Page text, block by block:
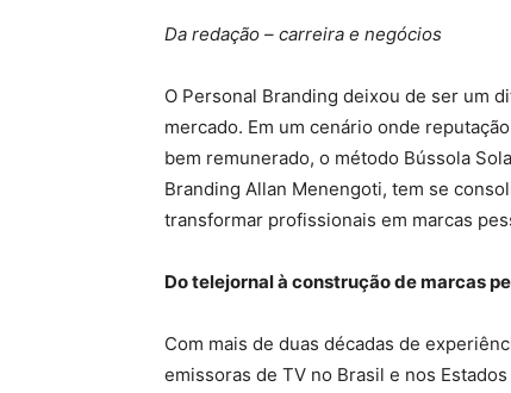
Da redação – carreira e negócios
O Personal Branding deixou de ser um
mercado. Em um cenário onde
bem remunerado, o método Bússola
Branding Allan Menengoti, tem se
transformar profissionais em marcas
Do telejornal à construção de marcas
Com mais de duas décadas de
emissoras de TV no Brasil e nos